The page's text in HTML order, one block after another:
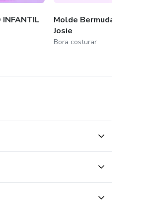
INFANTIL
Molde Bermuda Alfaiataria
Josie
Bora costurar